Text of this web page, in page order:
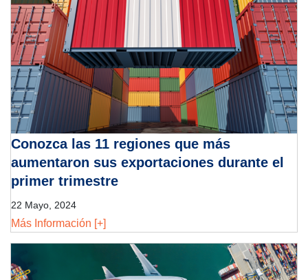
Conozca las 11 regiones que más
aumentaron sus exportaciones durante el
primer trimestre
22 Mayo, 2024
Más Información [+]